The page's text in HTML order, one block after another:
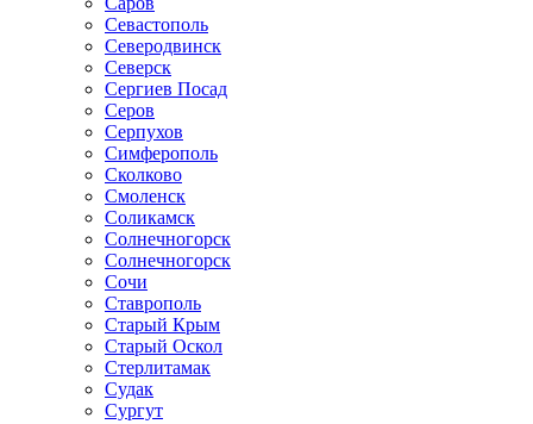
Севастополь
Северодвинск
Северск
Сергиев Посад
Серов
Серпухов
Симферополь
Сколково
Смоленск
Соликамск
Солнечногорск
Солнечногорск
Сочи
Ставрополь
Старый Крым
Старый Оскол
Стерлитамак
Судак
Сургут